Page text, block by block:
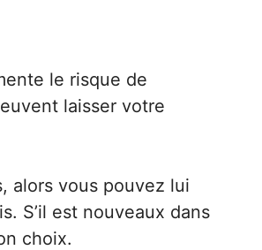
le risque de
laisser votre
alors vous pouvez lui
S’il est nouveaux dans
choix.